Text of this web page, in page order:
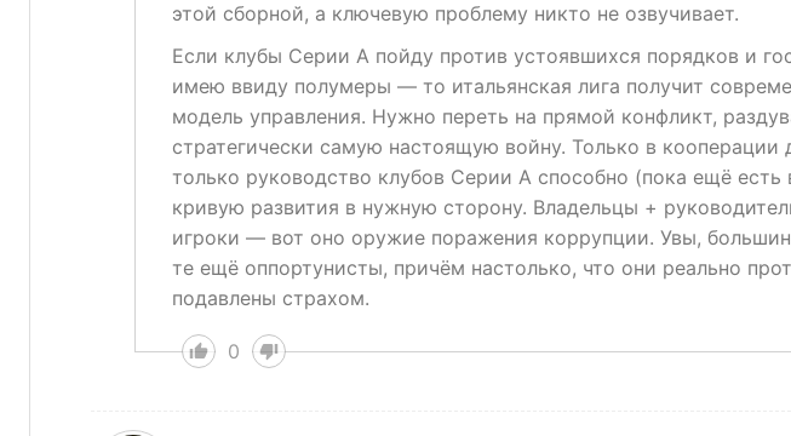
этой сборной, а ключевую проблему никто не озвучивает.
Если клубы Серии А пойду против устоявшихся порядков и
имею ввиду полумеры — то итальянская лига получит
модель управления. Нужно переть на прямой конфликт,
стратегически самую настоящую войну. Только в кооперации
только руководство клубов Серии А способно (пока ещё есть
кривую развития в нужную сторону. Владельцы +
игроки — вот оно оружие поражения коррупции. Увы,
те ещё оппортунисты, причём настолько, что они реально
подавлены страхом.
0